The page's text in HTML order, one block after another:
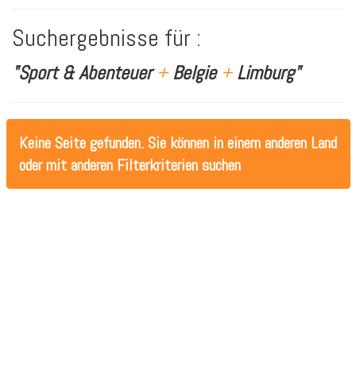
Suchergebnisse für :
"Sport & Abenteuer+Belgie +Limburg"
Keine Seite gefunden. Sie können in einem anderen Land
oder mit anderen Filterkriterien suchen